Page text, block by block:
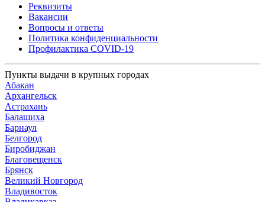
Реквизиты
Вакансии
Вопросы и ответы
Политика конфиденциальности
Профилактика COVID-19
Пункты выдачи в крупных городах
Абакан
Архангельск
Астрахань
Балашиха
Барнаул
Белгород
Биробиджан
Благовещенск
Брянск
Великий Новгород
Владивосток